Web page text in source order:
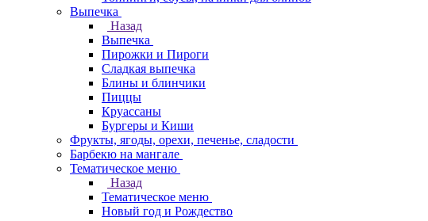
Выпечка
Назад
Выпечка
Пирожки и Пироги
Сладкая выпечка
Блины и блинчики
Пиццы
Круасcаны
Бургеры и Киши
Фрукты, ягоды, орехи, печенье, сладости
Барбекю на мангале
Тематическое меню
Назад
Тематическое меню
Новый год и Рождество